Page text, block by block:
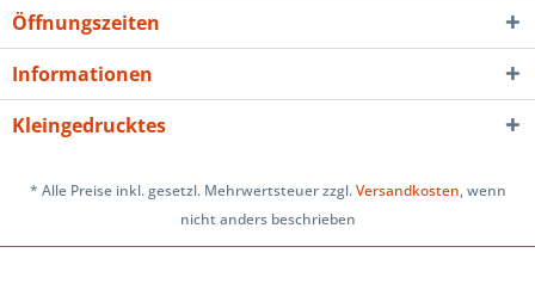
Öffnungszeiten
Informationen
Kleingedrucktes
* Alle Preise inkl. gesetzl. Mehrwertsteuer zzgl.Versandkosten, wenn
nicht anders beschrieben